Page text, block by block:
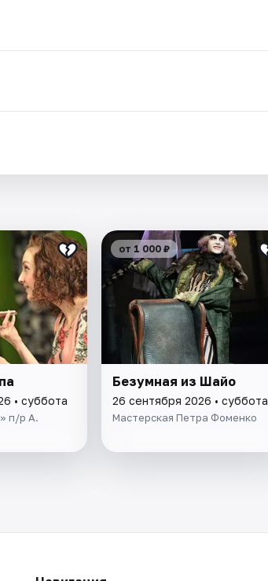
• суббота
п/р А.
от 1 000 ₽
Безумная из Шайо
26 сентября 2026 • суббота
Мастерская Петра Фоменко